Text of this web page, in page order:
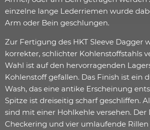
einzelne lange Lederriemen wurde
Arm oder Bein geschlungen.
Zur Fertigung des HKT Sleeve Dagger
korrekter, schlichter Kohlenstoffstahls
Wahl ist auf den hervorragenden
Kohlenstoff gefallen. Das Finish ist ein
Wash, das eine antike Erscheinung
Spitze ist dreiseitig scharf geschliffen.
sind mit einer Hohlkehle versehen. Der
Checkering und vier umlaufende Rillen